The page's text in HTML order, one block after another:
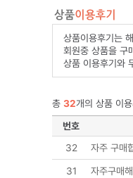
상품이용후기는
회원중 상품을 구
상품 이용후기와
총 32개의 상품 이
번호
32
자주 구매
31 자주구매